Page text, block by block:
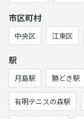
市区町村
中央区 江東区
駅
月島駅 勝どき駅
有明テニスの森駅